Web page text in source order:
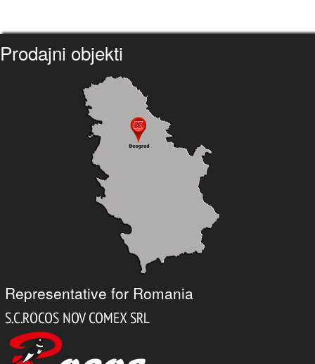
Prodajni objekti
Representative for Romania